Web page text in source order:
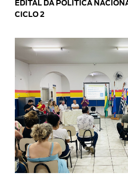
EDITAL DA POLÍTICA
CICLO 2